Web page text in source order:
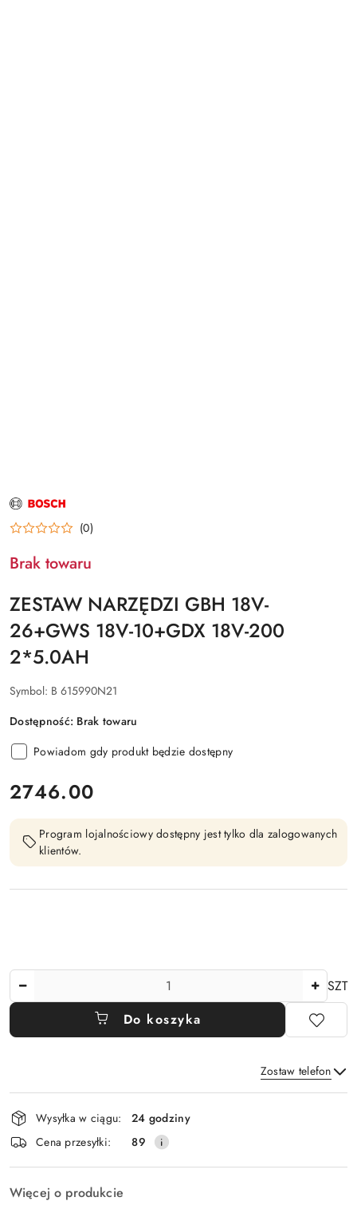
NAZWA
PRODUCENTA:
BOSCH (0)
Brak towaru
ZESTAW NARZĘDZI GBH 18V-
26+GWS 18V-10+GDX 18V-200
2*5.0AH
Symbol: B 615990N21
Dostępność: Brak towaru
Powiadom gdy produkt będzie dostępny
cena:
2746.00
Program lojalnościowy dostępny jest tylko dla zalogowanych
klientów.
SZT
Do koszyka
Zostaw telefon
Wyślij
Dostępność
i
dostawa
Wysyłka w ciągu:
24 godziny
Cena przesyłki:
89
Więcej o produkcie